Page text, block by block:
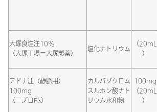
大塚食塩注10%
（大塚工場＝大塚製薬）
塩化ナトリウム
（20mL
）
アドナ注（静脈用）
100mg
（ニプロES）
カルバゾクロム
スルホン酸ナト
リウム水和物
100mg
（20mL
）